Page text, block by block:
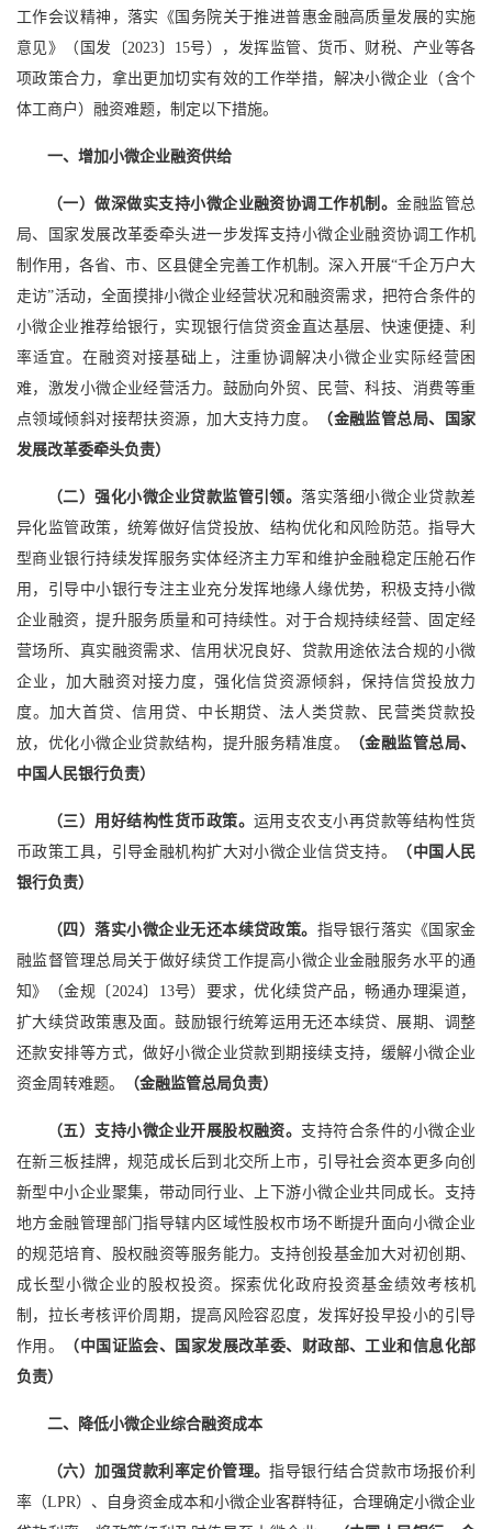
工作会议精神，落实《国务院关于推进普惠金融高质量发展的实施
意见》（国发〔2023〕15号），发挥监管、货币、财税、产业等各
项政策合力，拿出更加切实有效的工作举措，解决小微企业（含个
体工商户）融资难题，制定以下措施。
一、增加小微企业融资供给
（一）做深做实支持小微企业融资协调工作机制。金融监管总
局、国家发展改革委牵头进一步发挥支持小微企业融资协调工作机
制作用，各省、市、区县健全完善工作机制。深入开展“千企万户大
走访”活动，全面摸排小微企业经营状况和融资需求，把符合条件的
小微企业推荐给银行，实现银行信贷资金直达基层、快速便捷、利
率适宜。在融资对接基础上，注重协调解决小微企业实际经营困
难，激发小微企业经营活力。鼓励向外贸、民营、科技、消费等重
点领域倾斜对接帮扶资源，加大支持力度。
（金融监管总局、国家
发展改革委牵头负责）
（二）强化小微企业贷款监管引领。落实落细小微企业贷款差
异化监管政策，统筹做好信贷投放、结构优化和风险防范。指导大
型商业银行持续发挥服务实体经济主力军和维护金融稳定压舱石作
用，引导中小银行专注主业充分发挥地缘人缘优势，积极支持小微
企业融资，提升服务质量和可持续性。对于合规持续经营、固定经
营场所、真实融资需求、信用状况良好、贷款用途依法合规的小微
企业，加大融资对接力度，强化信贷资源倾斜，保持信贷投放力
度。加大首贷、信用贷、中长期贷、法人类贷款、民营类贷款投
放，优化小微企业贷款结构，提升服务精准度。
（金融监管总局、
中国人民银行负责）
（三）用好结构性货币政策。 运用支农支小再贷款等结构性货
币政策工具，引导金融机构扩大对小微企业信贷支持。
（中国人民
银行负责）
（四）落实小微企业无还本续贷政策。 指导银行落实《国家金
融监督管理总局关于做好续贷工作提高小微企业金融服务水平的通
知》（金规〔2024〕13号）要求，优化续贷产品，畅通办理渠道，
扩大续贷政策惠及面。鼓励银行统筹运用无还本续贷、展期、调整
还款安排等方式，做好小微企业贷款到期接续支持，缓解小微企业
资金周转难题。
（金融监管总局负责）
（五）支持小微企业开展股权融资。 支持符合条件的小微企业
在新三板挂牌，规范成长后到北交所上市，引导社会资本更多向创
新型中小企业聚集，带动同行业、上下游小微企业共同成长。支持
地方金融管理部门指导辖内区域性股权市场不断提升面向小微企业
的规范培育、股权融资等服务能力。支持创投基金加大对初创期、
成长型小微企业的股权投资。探索优化政府投资基金绩效考核机
制，拉长考核评价周期，提高风险容忍度，发挥好投早投小的引导
作用。
（中国证监会、国家发展改革委、财政部、工业和信息化部
负责）
二、降低小微企业综合融资成本
（六）加强贷款利率定价管理。指导银行结合贷款市场报价利
率（LPR）、自身资金成本和小微企业客群特征，合理确定小微企业